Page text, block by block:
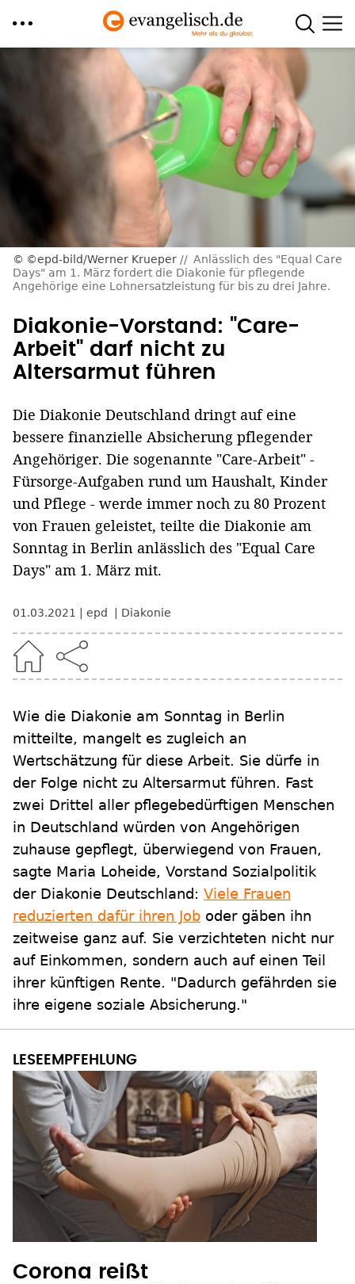
©epd-bild/Werner Krueper
Anlässlich des "Equal Care
Days" am 1. März fordert die Diakonie für pflegende
Angehörige eine Lohnersatzleistung für bis zu drei Jahre.
Diakonie-Vorstand: "Care-
Arbeit" darf nicht zu
Altersarmut führen
Die Diakonie Deutschland dringt auf eine
bessere finanzielle Absicherung pflegender
Angehöriger. Die sogenannte "Care-Arbeit" -
Fürsorge-Aufgaben rund um Haushalt, Kinder
und Pflege - werde immer noch zu 80 Prozent
von Frauen geleistet, teilte die Diakonie am
Sonntag in Berlin anlässlich des "Equal Care
Days" am 1. März mit.
01.03.2021 epd Diakonie
Wie die Diakonie am Sonntag in Berlin
mitteilte, mangelt es zugleich an
Wertschätzung für diese Arbeit. Sie dürfe in
der Folge nicht zu Altersarmut führen. Fast
zwei Drittel aller pflegebedürftigen Menschen
in Deutschland würden von Angehörigen
zuhause gepflegt, überwiegend von Frauen,
sagte Maria Loheide, Vorstand Sozialpolitik
der Diakonie Deutschland: Viele Frauen
reduzierten dafür ihren Job oder gäben ihn
zeitweise ganz auf. Sie verzichteten nicht nur
auf Einkommen, sondern auch auf einen Teil
ihrer künftigen Rente. "Dadurch gefährden sie
ihre eigene soziale Absicherung."
Corona reißt